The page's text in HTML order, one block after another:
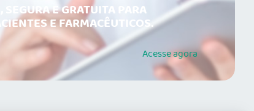
E GRATUITA PARA
E FARMACÊUTICOS.
Acesseagora